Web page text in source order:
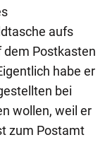
aufs
dem Postkasten
habe er
bei
wollen, weil er
zum Postamt